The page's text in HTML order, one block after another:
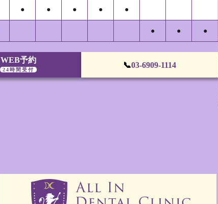
● ● ● ● ●
● ● ●
WEB予約
24時間受付
📞03-6909-1114